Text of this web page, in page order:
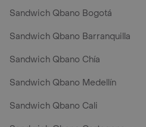
Sandwich Qbano Bogotá
Sandwich Qbano Barranquilla
Sandwich Qbano Chía
Sandwich Qbano Medellín
Sandwich Qbano Cali